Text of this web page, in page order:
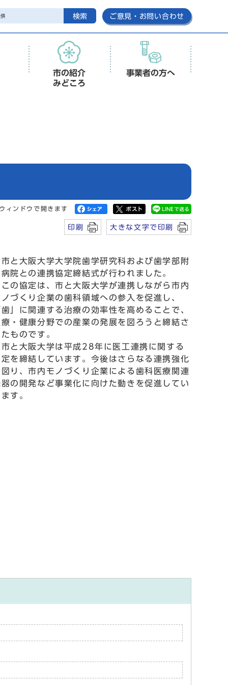
検索 ご意見・お問い合わせ
市の紹介
みどころ
事業者の方へ
ィンドウで開きます
印刷 大きな文字で印刷
と大阪大学大学院歯学研究科および歯学部附
院との連携協定締結式が行われました。
の協定は、市と大阪大学が連携しながら市内
づくり企業の歯科領域への参入を促進し、
」に関連する治療の効率性を高めることで、
・健康分野での産業の発展を図ろうと締結さ
ものです。
と大阪大学は平成28年に医工連携に関する
を締結しています。今後はさらなる連携強化
り、市内モノづくり企業による歯科医療関連
の開発など事業化に向けた動きを促進してい
す。